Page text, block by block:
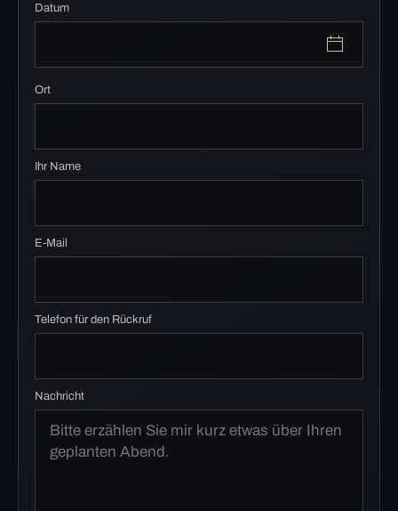
Datum
Ort
Ihr Name
E-Mail
Telefon für den Rückruf
Nachricht